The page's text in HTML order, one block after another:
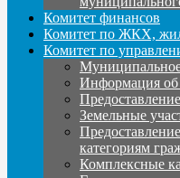
Комитет финансов
Комитет по ЖКХ,
Комитет по
Информация об
Земельные
категориям
Комплексные